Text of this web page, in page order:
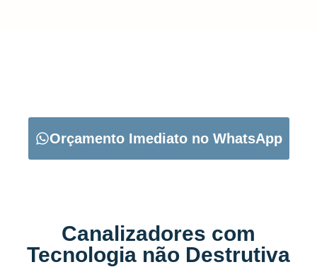
Orçamento Imediato no WhatsApp
Canalizadores com
Tecnologia não Destrutiva